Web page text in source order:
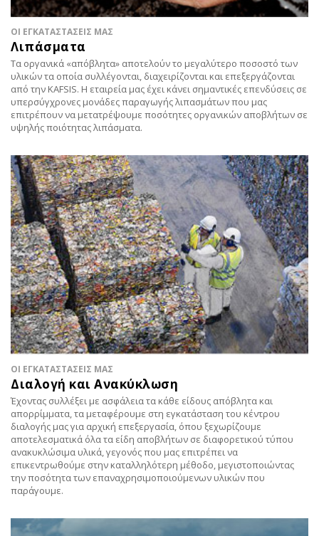
ΟΙ ΕΓΚΑΤΑΣΤΑΣΕΙΣ ΜΑΣ
Λιπάσματα
Τα οργανικά «απόβλητα» αποτελούν το μεγαλύτερο ποσοστό των
υλικών τα οποία συλλέγονται, διαχειρίζονται και επεξεργάζονται
από την KAFSIS. Η εταιρεία μας έχει κάνει σημαντικές επενδύσεις σε
υπερσύγχρονες μονάδες παραγωγής λιπασμάτων που μας
επιτρέπουν να μετατρέψουμε ποσότητες οργανικών αποβλήτων σε
υψηλής ποιότητας λιπάσματα.
ΟΙ ΕΓΚΑΤΑΣΤΑΣΕΙΣ ΜΑΣ
Διαλογή και Ανακύκλωση
Έχοντας συλλέξει με ασφάλεια τα κάθε είδους απόβλητα και
απορρίμματα, τα μεταφέρουμε στη εγκατάσταση του κέντρου
διαλογής μας για αρχική επεξεργασία, όπου ξεχωρίζουμε
αποτελεσματικά όλα τα είδη αποβλήτων σε διαφορετικού τύπου
ανακυκλώσιμα υλικά, γεγονός που μας επιτρέπει να
επικεντρωθούμε στην καταλληλότερη μέθοδο, μεγιστοποιώντας
την ποσότητα των επαναχρησιμοποιούμενων υλικών που
παράγουμε.